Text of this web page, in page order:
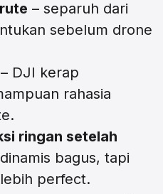
– separuh dari
sebelum drone
– DJI kerap
rahasia
ringan setelah
bagus, tapi
perfect.